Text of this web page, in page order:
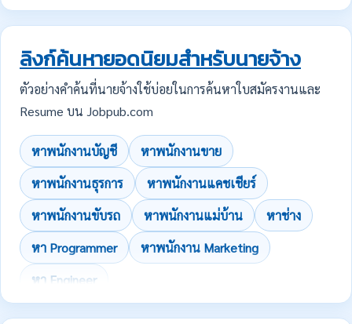
ลิงก์ค้นหายอดนิยมสำหรับนายจ้าง
ตัวอย่างคำค้นที่นายจ้างใช้บ่อยในการค้นหาใบสมัครงานและ
Resume บน Jobpub.com
หาพนักงานบัญชี
หาพนักงานขาย
หาพนักงานธุรการ
หาพนักงานแคชเชียร์
หาพนักงานขับรถ
หาพนักงานแม่บ้าน
หาช่าง
หา Programmer
หาพนักงาน Marketing
หา Engineer